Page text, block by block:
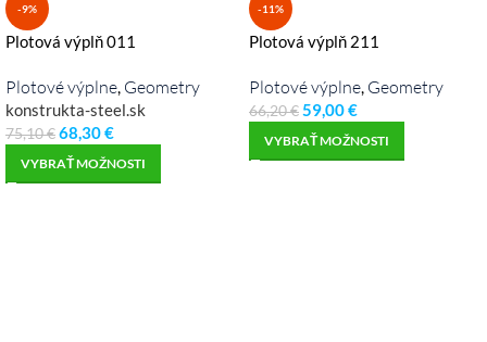
-9%
Plotová výplň 011
Plotové výplne, Geometry
konstrukta-steel.sk
75,10€68,30€
VYBRAŤ MOŽNOSTI
-11%
Plotová výplň 211
Plotové výplne, Geometry
66,20€59,00€
VYBRAŤ MOŽNOSTI